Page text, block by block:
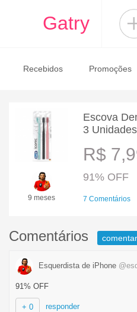
Gatry
Recebidos Promoções
9 meses
Escova
3 Unidades
R$
91% OFF
7 Comentários
Comentários comentar
Esquerdista de iPhone
91% OFF
+ 0 responder